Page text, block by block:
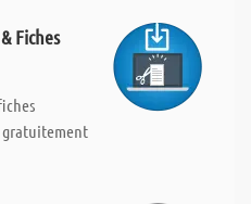
Fiches
gratuitement